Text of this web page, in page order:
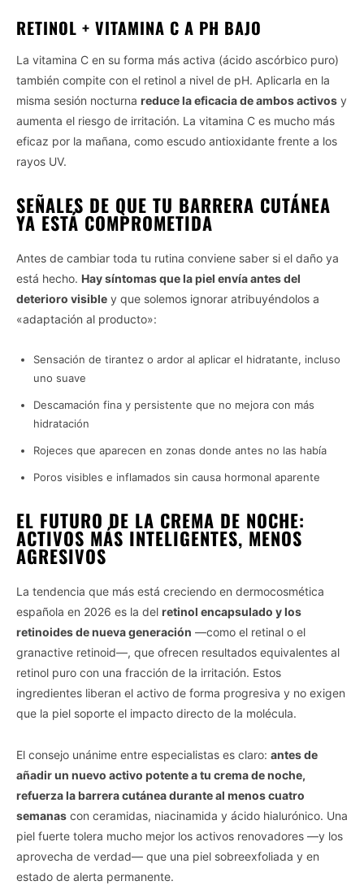
RETINOL + VITAMINA C A PH BAJO
La vitamina C en su forma más activa (ácido ascórbico puro)
también compite con el retinol a nivel de pH. Aplicarla en la
misma sesión nocturna reduce la eficacia de ambos activos y
aumenta el riesgo de irritación. La vitamina C es mucho más
eficaz por la mañana, como escudo antioxidante frente a los
rayos UV.
SEÑALES DE QUE TU BARRERA CUTÁNEA
YA ESTÁ COMPROMETIDA
Antes de cambiar toda tu rutina conviene saber si el daño ya
está hecho. Hay síntomas que la piel envía antes del
deterioro visible y que solemos ignorar atribuyéndolos a
«adaptación al producto»:
Sensación de tirantez o ardor al aplicar el hidratante, incluso
uno suave
Descamación fina y persistente que no mejora con más
hidratación
Rojeces que aparecen en zonas donde antes no las había
Poros visibles e inflamados sin causa hormonal aparente
EL FUTURO DE LA CREMA DE NOCHE:
ACTIVOS MÁS INTELIGENTES, MENOS
AGRESIVOS
La tendencia que más está creciendo en dermocosmética
española en 2026 es la del retinol encapsulado y los
retinoides de nueva generación —como el retinal o el
granactive retinoid—, que ofrecen resultados equivalentes al
retinol puro con una fracción de la irritación. Estos
ingredientes liberan el activo de forma progresiva y no exigen
que la piel soporte el impacto directo de la molécula.
El consejo unánime entre especialistas es claro: antes de
añadir un nuevo activo potente a tu crema de noche,
refuerza la barrera cutánea durante al menos cuatro
semanas con ceramidas, niacinamida y ácido hialurónico. Una
piel fuerte tolera mucho mejor los activos renovadores —y los
aprovecha de verdad— que una piel sobreexfoliada y en
estado de alerta permanente.